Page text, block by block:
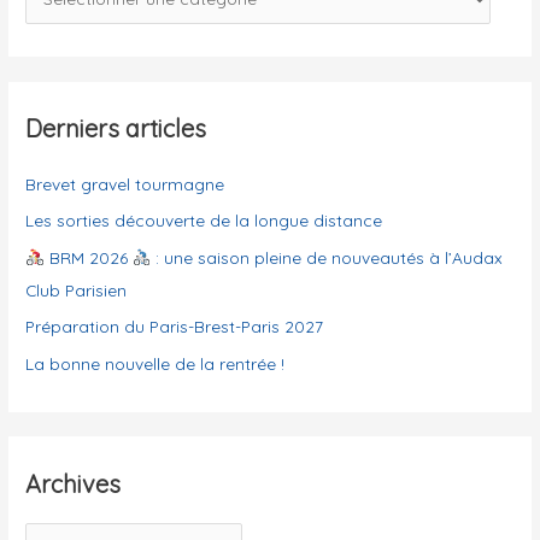
h
a
g
r
i
e
s
Derniers articles
Brevet gravel tourmagne
Les sorties découverte de la longue distance
BRM 2026
: une saison pleine de nouveautés à l’Audax
Club Parisien
Préparation du Paris-Brest-Paris 2027
La bonne nouvelle de la rentrée !
Archives